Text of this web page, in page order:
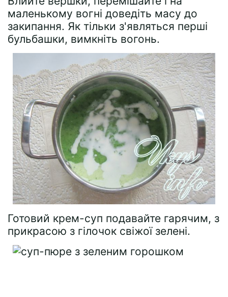
маленькому вогні доведіть масу до
закипання. Як тільки з'являться перші
бульбашки, вимкніть вогонь.
Готовий крем-суп подавайте гарячим, з
прикрасою з гілочок свіжої зелені.